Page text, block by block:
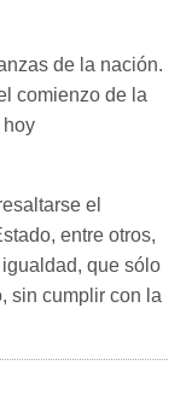
de la nación.
comienzo de la
hoy
el
entre otros,
que sólo
sin cumplir con la